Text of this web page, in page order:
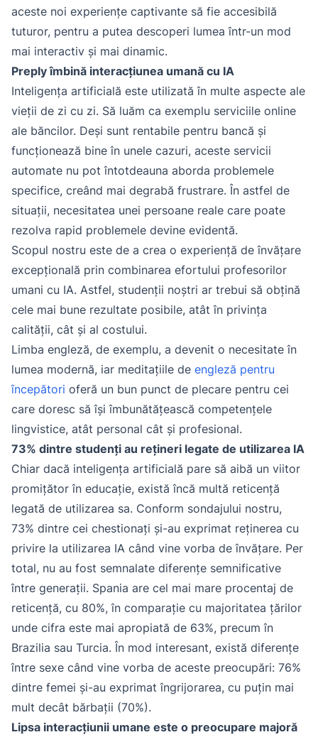
aceste noi experiențe captivante să fie accesibilă
tuturor, pentru a putea descoperi lumea într-un mod
mai interactiv și mai dinamic.
Preply îmbină interacțiunea umană cu IA
Inteligența artificială este utilizată în multe aspecte ale
vieții de zi cu zi. Să luăm ca exemplu serviciile online
ale băncilor. Deși sunt rentabile pentru bancă și
funcționează bine în unele cazuri, aceste servicii
automate nu pot întotdeauna aborda problemele
specifice, creând mai degrabă frustrare. În astfel de
situații, necesitatea unei persoane reale care poate
rezolva rapid problemele devine evidentă.
Scopul nostru este de a crea o experiență de învățare
excepțională prin combinarea efortului profesorilor
umani cu IA. Astfel, studenții noștri ar trebui să obțină
cele mai bune rezultate posibile, atât în ​​privința
calității, cât și al costului.
Limba engleză, de exemplu, a devenit o necesitate în
lumea modernă, iar meditațiile de engleză pentru
începători oferă un bun punct de plecare pentru cei
care doresc să își îmbunătățească competențele
lingvistice, atât personal cât și profesional.
73% dintre studenți au rețineri legate de utilizarea IA
Chiar dacă inteligența artificială pare să aibă un viitor
promițător în educație, există încă multă reticență
legată de utilizarea sa. Conform sondajului nostru,
73% dintre cei chestionați și-au exprimat reținerea cu
privire la utilizarea IA când vine vorba de învățare. Per
total, nu au fost semnalate diferențe semnificative
între generații. Spania are cel mai mare procentaj de
reticență, cu 80%, în comparație cu majoritatea țărilor
unde cifra este mai apropiată de 63%, precum în
Brazilia sau Turcia. În mod interesant, există diferențe
între sexe când vine vorba de aceste preocupări: 76%
dintre femei și-au exprimat îngrijorarea, cu puțin mai
mult decât bărbații (70%).
Lipsa interacțiunii umane este o preocupare majoră